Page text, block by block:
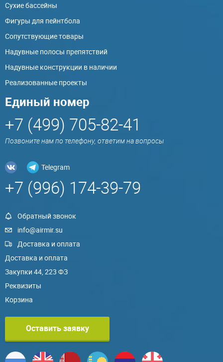
Сухие бассейны
Фигуры для пейнтбола
Сопутствующие товары
Надувные полосы препятствий
Надувные конструкции в наличии
Реализованные проекты
Единый номер
+7 (499) 705-82-41
Позвоните нам по телефону, ответим на вопросы
Telegram
+7 (996) 174-39-79
Обратный звонок
info@airmir.su
Доставка и оплата
Доставка и оплата
Закупки 44, 223 ФЗ
Реквизиты
Корзина
Оставить заявку